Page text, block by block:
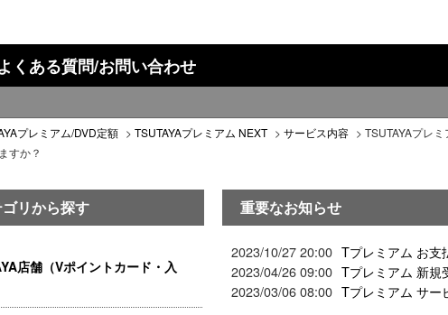
くある質問/お問い合わせ
プレミアム/DVD定額 > TSUTAYAプレミアム NEXT > サービス内容 > TSUTAYAプレ
すか？
ゴリから探す
店舗（Vポイントカード・入
重要なお知らせ
2023/10/27 20:00 Tプレミアム お支
2023/04/26 09:00 Tプレミアム 新規
2023/03/06 08:00 Tプレミアム サー